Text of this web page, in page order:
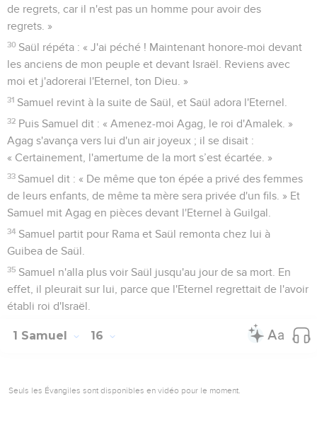
de regrets, car il n'est pas un homme pour avoir des
regrets. »
30 Saül répéta : « J'ai péché ! Maintenant honore-moi devant
les anciens de mon peuple et devant Israël. Reviens avec
moi et j'adorerai l'Eternel, ton Dieu. »
31 Samuel revint à la suite de Saül, et Saül adora l'Eternel.
32 Puis Samuel dit : « Amenez-moi Agag, le roi d'Amalek. »
Agag s'avança vers lui d'un air joyeux ; il se disait :
« Certainement, l'amertume de la mort s’est écartée. »
33 Samuel dit : « De même que ton épée a privé des femmes
de leurs enfants, de même ta mère sera privée d'un fils. » Et
Samuel mit Agag en pièces devant l'Eternel à Guilgal.
34 Samuel partit pour Rama et Saül remonta chez lui à
Guibea de Saül.
35 Samuel n'alla plus voir Saül jusqu'au jour de sa mort. En
effet, il pleurait sur lui, parce que l'Eternel regrettait de l'avoir
établi roi d'Israël.
1 Samuel 16
Seuls les Évangiles sont disponibles en vidéo pour le moment.